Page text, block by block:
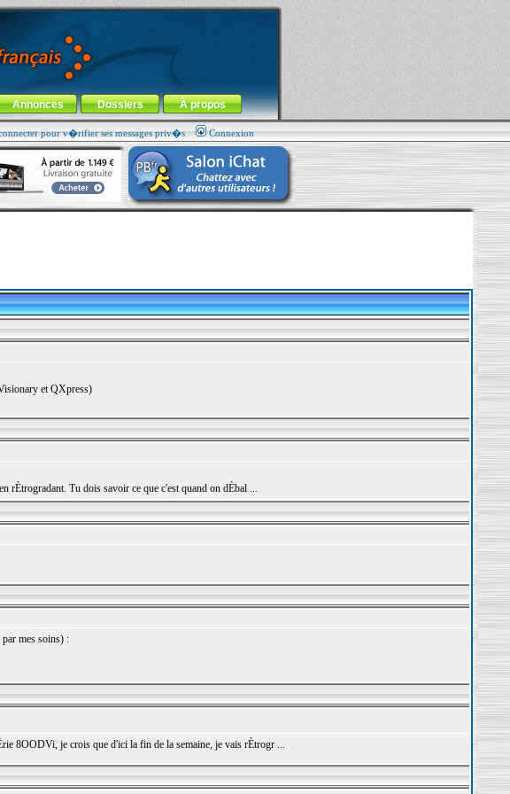
Annonces Dossiers À propos
pour v�rifier ses messages priv�s Connexion
et QXpress)
rÈtrogradant. Tu dois savoir ce que c'est quand on dÈbal ...
mes soins) :
8OODVi, je crois que d'ici la fin de la semaine, je vais rÈtrogr ...